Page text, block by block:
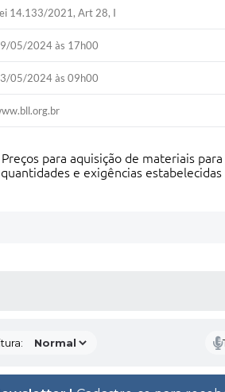
14.133/2021, Art 28, I
05/2024 às 17h00
05/2024 às 09h00
para aquisição de materiais
e exigências